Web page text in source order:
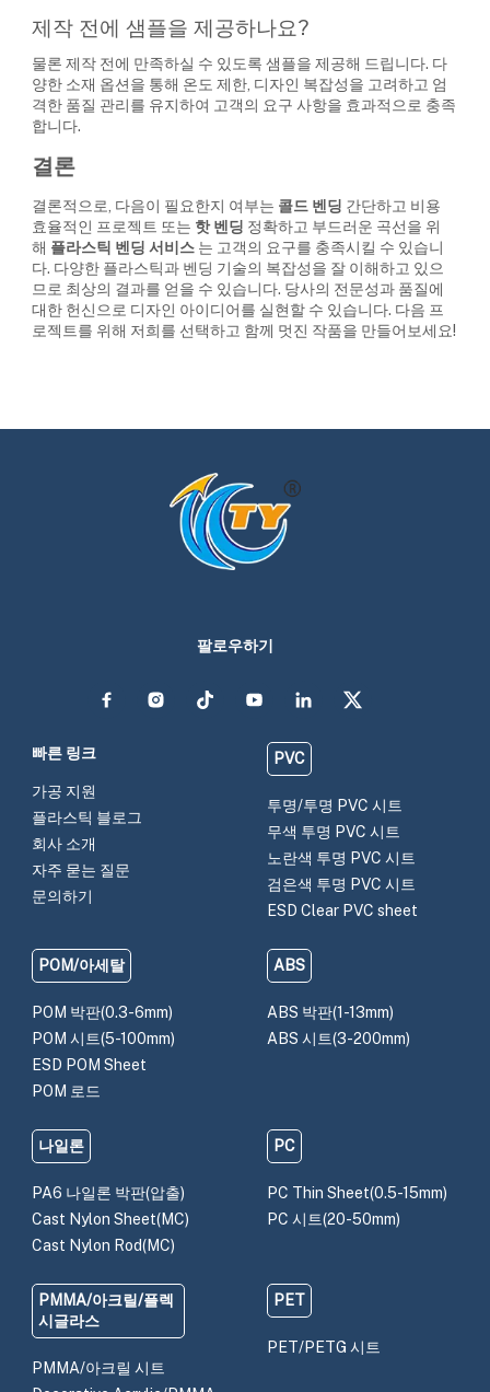
제작 전에 샘플을 제공하나요?
물론 제작 전에 만족하실 수 있도록 샘플을 제공해 드립니다. 다
양한 소재 옵션을 통해 온도 제한, 디자인 복잡성을 고려하고 엄
격한 품질 관리를 유지하여 고객의 요구 사항을 효과적으로 충족
합니다.
결론
결론적으로, 다음이 필요한지 여부는 콜드 벤딩 간단하고 비용
효율적인 프로젝트 또는 핫 벤딩 정확하고 부드러운 곡선을 위
해 플라스틱 벤딩 서비스는 고객의 요구를 충족시킬 수 있습니
다. 다양한 플라스틱과 벤딩 기술의 복잡성을 잘 이해하고 있으
므로 최상의 결과를 얻을 수 있습니다. 당사의 전문성과 품질에
대한 헌신으로 디자인 아이디어를 실현할 수 있습니다. 다음 프
로젝트를 위해 저희를 선택하고 함께 멋진 작품을 만들어보세요!
팔로우하기
빠른 링크
가공 지원
플라스틱 블로그
회사 소개
자주 묻는 질문
문의하기
PVC
투명/투명 PVC 시트
무색 투명 PVC 시트
노란색 투명 PVC 시트
검은색 투명 PVC 시트
ESD Clear PVC sheet
POM/아세탈
POM 박판(0.3-6mm)
POM 시트(5-100mm)
ESD POM Sheet
POM 로드
ABS
ABS 박판(1-13mm)
ABS 시트(3-200mm)
나일론
PA6 나일론 박판(압출)
Cast Nylon Sheet(MC)
Cast Nylon Rod(MC)
PC
PC Thin Sheet(0.5-15mm)
PC 시트(20-50mm)
PMMA/아크릴/플렉
시글라스
PMMA/아크릴 시트
PET
PET/PETG 시트